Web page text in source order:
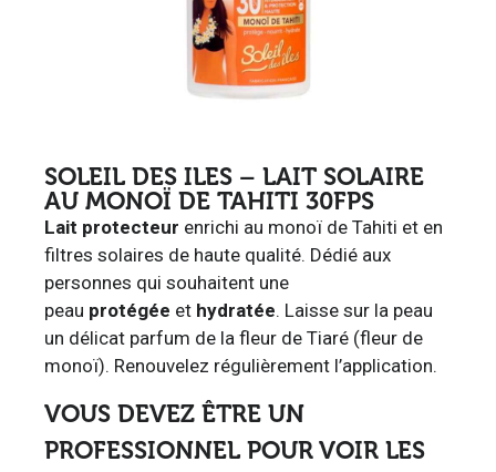
SOLEIL DES ILES – LAIT SOLAIRE
AU MONOÏ DE TAHITI 30FPS
Lait protecteur enrichi au monoï de Tahiti et en
filtres solaires de haute qualité. Dédié aux
personnes qui souhaitent une
peau protégée et hydratée. Laisse sur la peau
un délicat parfum de la fleur de Tiaré (fleur de
monoï). Renouvelez régulièrement l’application.
VOUS DEVEZ ÊTRE UN
PROFESSIONNEL POUR VOIR LES